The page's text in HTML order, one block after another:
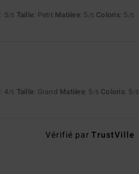
: 5/5 Taille: Petit Matière: 5 /5 Coloris: 5 /5
: 4/5 Taille: Grand Matière: 5 /5 Coloris: 5 /5
Vérifié parTrustVille